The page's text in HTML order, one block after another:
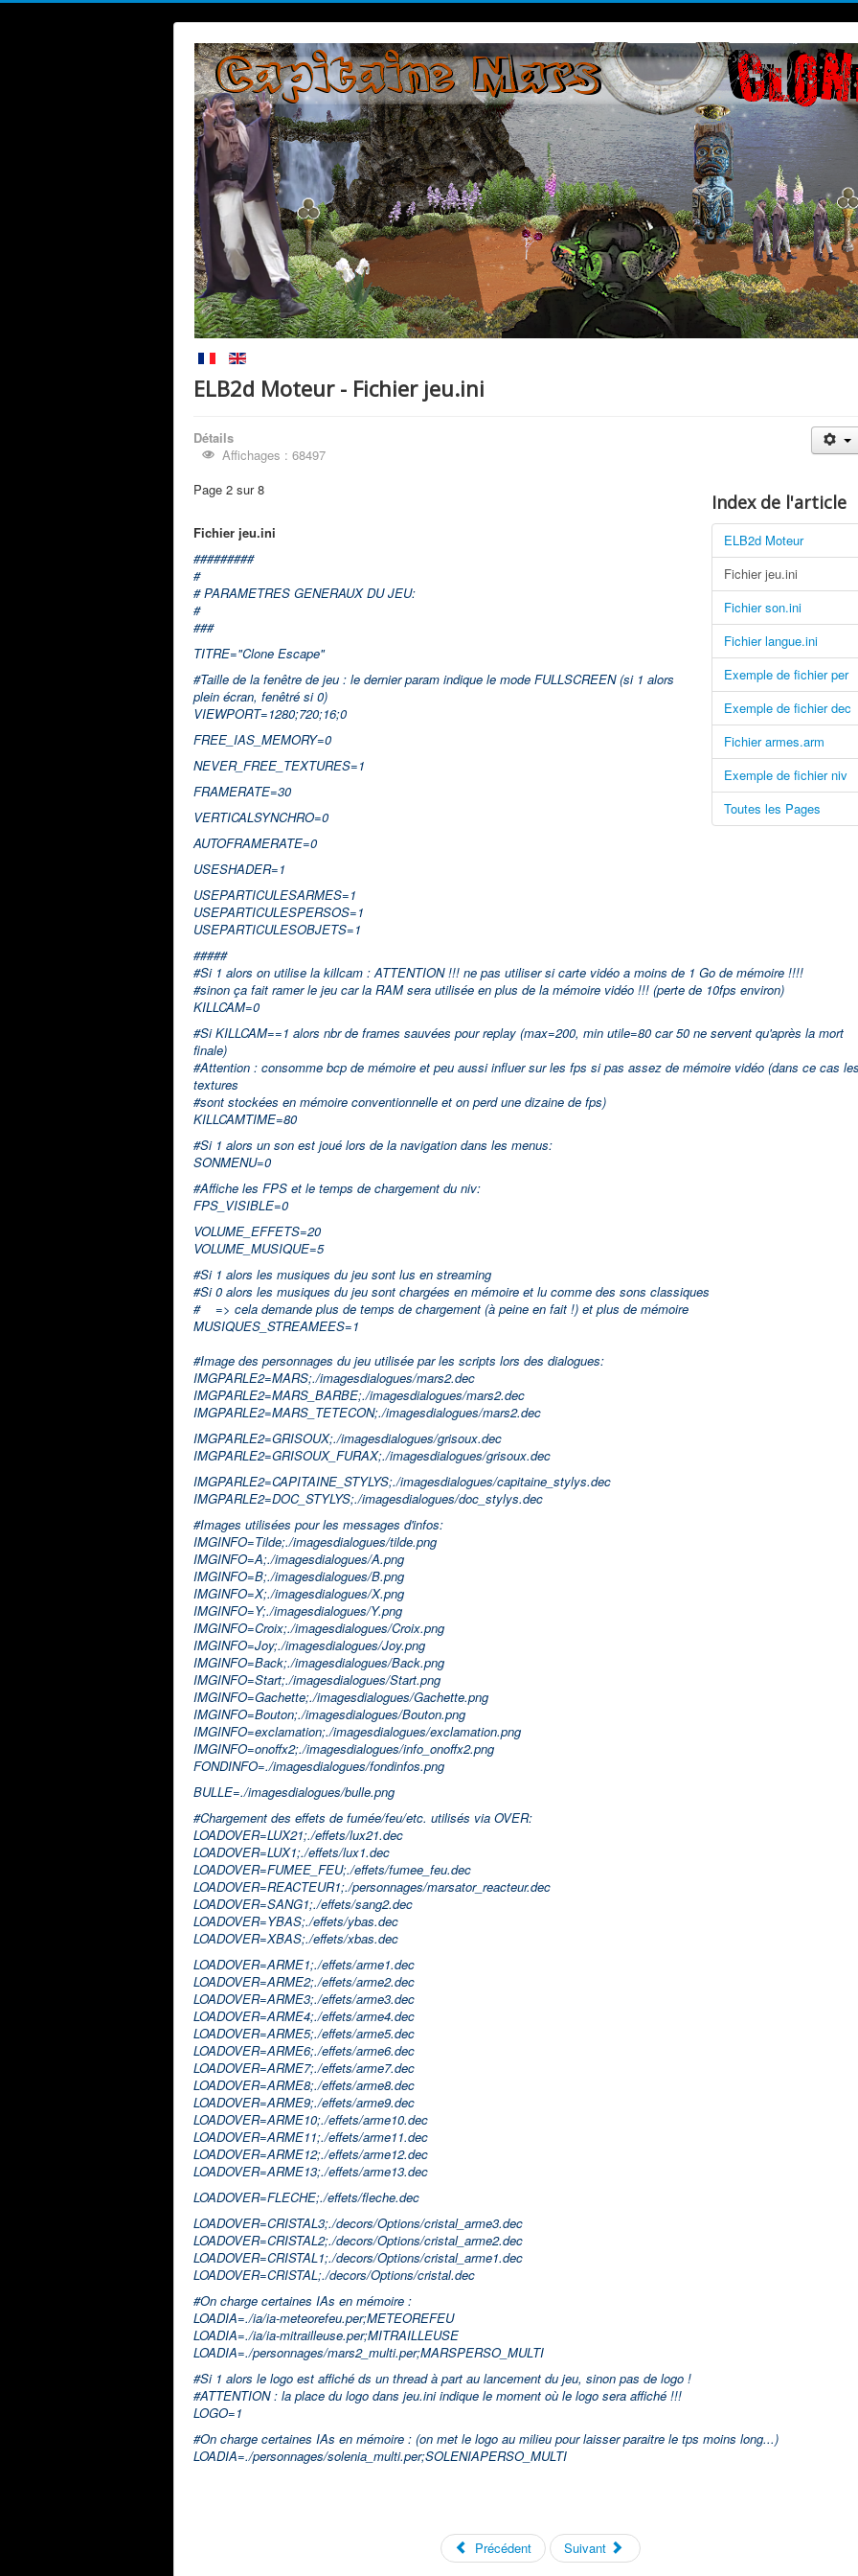
ELB2d Moteur - Fichier jeu.ini
Détails
Affichages : 68497
Index de l'article
ELB2d Moteur
Fichier jeu.ini
Fichier son.ini
Fichier langue.ini
Exemple de fichier per
Exemple de fichier dec
Fichier armes.arm
Exemple de fichier niv
Toutes les Pages
Page 2 sur 8
Fichier jeu.ini
#########
#
# PARAMETRES GENERAUX DU JEU:
#
###
TITRE="Clone Escape"
#Taille de la fenêtre de jeu : le dernier param indique le mode FULLSCREEN (si 1 alors
plein écran, fenêtré si 0)
VIEWPORT=1280;720;16;0
FREE_IAS_MEMORY=0
NEVER_FREE_TEXTURES=1
FRAMERATE=30
VERTICALSYNCHRO=0
AUTOFRAMERATE=0
USESHADER=1
USEPARTICULESARMES=1
USEPARTICULESPERSOS=1
USEPARTICULESOBJETS=1
#####
#Si 1 alors on utilise la killcam : ATTENTION !!! ne pas utiliser si carte vidéo a moins de 1 Go de mémoire !!!!
#sinon ça fait ramer le jeu car la RAM sera utilisée en plus de la mémoire vidéo !!! (perte de 10fps environ)
KILLCAM=0
#Si KILLCAM==1 alors nbr de frames sauvées pour replay (max=200, min utile=80 car 50 ne servent qu'après la mort
finale)
#Attention : consomme bcp de mémoire et peu aussi influer sur les fps si pas assez de mémoire vidéo (dans ce cas
textures
#sont stockées en mémoire conventionnelle et on perd une dizaine de fps)
KILLCAMTIME=80
#Si 1 alors un son est joué lors de la navigation dans les menus:
SONMENU=0
#Affiche les FPS et le temps de chargement du niv:
FPS_VISIBLE=0
VOLUME_EFFETS=20
VOLUME_MUSIQUE=5
#Si 1 alors les musiques du jeu sont lus en streaming
#Si 0 alors les musiques du jeu sont chargées en mémoire et lu comme des sons classiques
# => cela demande plus de temps de chargement (à peine en fait !) et plus de mémoire
MUSIQUES_STREAMEES=1
#Image des personnages du jeu utilisée par les scripts lors des dialogues:
IMGPARLE2=MARS;./imagesdialogues/mars2.dec
IMGPARLE2=MARS_BARBE;./imagesdialogues/mars2.dec
IMGPARLE2=MARS_TETECON;./imagesdialogues/mars2.dec
IMGPARLE2=GRISOUX;./imagesdialogues/grisoux.dec
IMGPARLE2=GRISOUX_FURAX;./imagesdialogues/grisoux.dec
IMGPARLE2=CAPITAINE_STYLYS;./imagesdialogues/capitaine_stylys.dec
IMGPARLE2=DOC_STYLYS;./imagesdialogues/doc_stylys.dec
#Images utilisées pour les messages d'infos:
IMGINFO=Tilde;./imagesdialogues/tilde.png
IMGINFO=A;./imagesdialogues/A.png
IMGINFO=B;./imagesdialogues/B.png
IMGINFO=X;./imagesdialogues/X.png
IMGINFO=Y;./imagesdialogues/Y.png
IMGINFO=Croix;./imagesdialogues/Croix.png
IMGINFO=Joy;./imagesdialogues/Joy.png
IMGINFO=Back;./imagesdialogues/Back.png
IMGINFO=Start;./imagesdialogues/Start.png
IMGINFO=Gachette;./imagesdialogues/Gachette.png
IMGINFO=Bouton;./imagesdialogues/Bouton.png
IMGINFO=exclamation;./imagesdialogues/exclamation.png
IMGINFO=onoffx2;./imagesdialogues/info_onoffx2.png
FONDINFO=./imagesdialogues/fondinfos.png
BULLE=./imagesdialogues/bulle.png
#Chargement des effets de fumée/feu/etc. utilisés via OVER:
LOADOVER=LUX21;./effets/lux21.dec
LOADOVER=LUX1;./effets/lux1.dec
LOADOVER=FUMEE_FEU;./effets/fumee_feu.dec
LOADOVER=REACTEUR1;./personnages/marsator_reacteur.dec
LOADOVER=SANG1;./effets/sang2.dec
LOADOVER=YBAS;./effets/ybas.dec
LOADOVER=XBAS;./effets/xbas.dec
LOADOVER=ARME1;./effets/arme1.dec
LOADOVER=ARME2;./effets/arme2.dec
LOADOVER=ARME3;./effets/arme3.dec
LOADOVER=ARME4;./effets/arme4.dec
LOADOVER=ARME5;./effets/arme5.dec
LOADOVER=ARME6;./effets/arme6.dec
LOADOVER=ARME7;./effets/arme7.dec
LOADOVER=ARME8;./effets/arme8.dec
LOADOVER=ARME9;./effets/arme9.dec
LOADOVER=ARME10;./effets/arme10.dec
LOADOVER=ARME11;./effets/arme11.dec
LOADOVER=ARME12;./effets/arme12.dec
LOADOVER=ARME13;./effets/arme13.dec
LOADOVER=FLECHE;./effets/fleche.dec
LOADOVER=CRISTAL3;./decors/Options/cristal_arme3.dec
LOADOVER=CRISTAL2;./decors/Options/cristal_arme2.dec
LOADOVER=CRISTAL1;./decors/Options/cristal_arme1.dec
LOADOVER=CRISTAL;./decors/Options/cristal.dec
#On charge certaines IAs en mémoire :
LOADIA=./ia/ia-meteorefeu.per;METEOREFEU
LOADIA=./ia/ia-mitrailleuse.per;MITRAILLEUSE
LOADIA=./personnages/mars2_multi.per;MARSPERSO_MULTI
#Si 1 alors le logo est affiché ds un thread à part au lancement du jeu, sinon pas de logo !
#ATTENTION : la place du logo dans jeu.ini indique le moment où le logo sera affiché !!!
LOGO=1
#On charge certaines IAs en mémoire : (on met le logo au milieu pour laisser paraitre le tps moins long...)
LOADIA=./personnages/solenia_multi.per;SOLENIAPERSO_MULTI
Précédent Suivant